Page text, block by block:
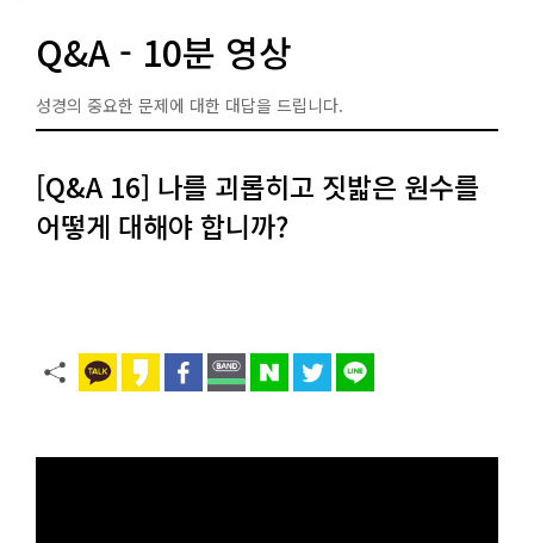
Q&A - 10분 영상
성경의 중요한 문제에 대한 대답을 드립니다.
[Q&A 16] 나를 괴롭히고 짓밟은 원수를
어떻게 대해야 합니까?